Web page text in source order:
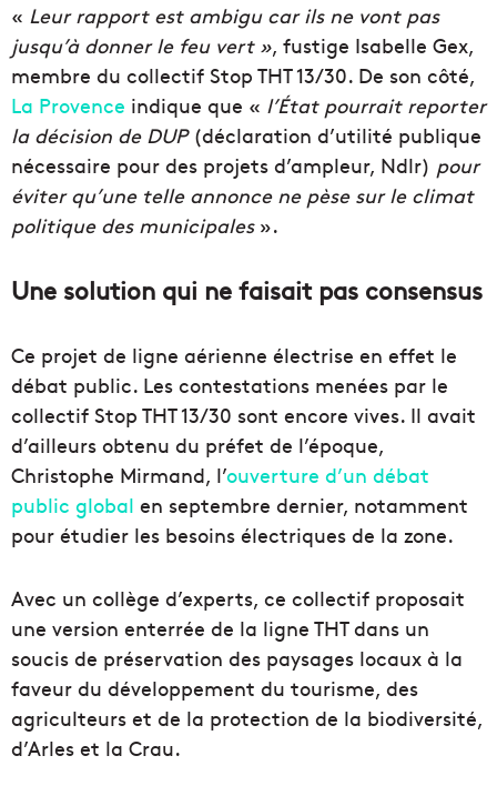
« Leur rapport est ambigu car ils ne vont pas
jusqu’à donner le feu vert », fustige Isabelle Gex,
membre du collectif Stop THT 13/30. De son côté,
La Provence indique que « l’État pourrait reporter
la décision de DUP (déclaration d’utilité publique
nécessaire pour des projets d’ampleur, Ndlr) pour
éviter qu’une telle annonce ne pèse sur le climat
politique des municipales».
Une solution qui ne faisait pas consensus
Ce projet de ligne aérienne électrise en effet le
débat public. Les contestations menées par le
collectif Stop THT 13/30 sont encore vives. Il avait
d’ailleurs obtenu du préfet de l’époque,
Christophe Mirmand, l’ouverture d’un débat
public global en septembre dernier, notamment
pour étudier les besoins électriques de la zone.
Avec un collège d’experts, ce collectif proposait
une version enterrée de la ligne THT dans un
soucis de préservation des paysages locaux à la
faveur du développement du tourisme, des
agriculteurs et de la protection de la biodiversité,
d’Arles et la Crau.